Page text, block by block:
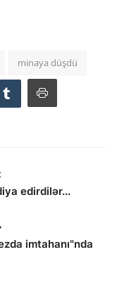
minaya düşdü
edirdilər...
imtahanı"nda